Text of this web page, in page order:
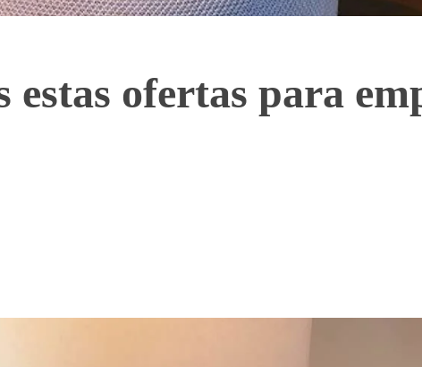
estas ofertas para